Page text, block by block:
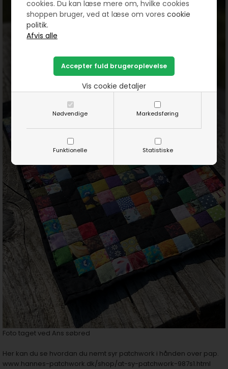
cookies. Du kan læse mere om, hvilke cookies
shoppen bruger, ved at læse om vorescookie
politik.
Nødvendige Markedsføring
Funktionelle Statistiske
Vis cookie detaljer
Foto taget ved Ans søbred
Her kan du se hvordan du nemt syr patchwork i hånden over pap.
www.hannes-patchwork.dk/shop/at-sy-patchwork-987s1.html